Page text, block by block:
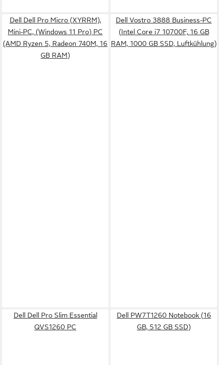
Dell Dell Pro Micro (XYRRM),
Mini-PC, (Windows 11 Pro) PC
(AMD Ryzen 5, Radeon 740M, 16
GB RAM)
Dell Vostro 3888 Business-PC
(Intel Core i7 10700F, 16 GB
RAM, 1000 GB SSD, Luftkühlung)
Dell Dell Pro Slim Essential
QVS1260 PC
Dell PW7T1260 Notebook (16
GB, 512 GB SSD)